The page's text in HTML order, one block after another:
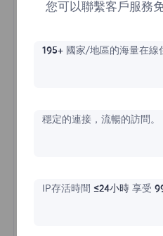
$?
您可以聯繫客戶服務
195+國家/地區的海量在線
穩定的連接，流暢的訪問。
IP存活時間 ≤24小時享受